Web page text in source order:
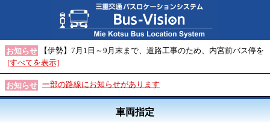
お知らせ
【伊勢】7月1日～9月末まで、道路工事のため、内宮前バス停を
[すべてを表示]
お知らせ 一部の路線にお知らせがあります
車両指定